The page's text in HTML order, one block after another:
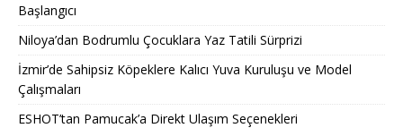
Başlangıcı
Niloya’dan Bodrumlu Çocuklara Yaz Tatili Sürprizi
İzmir’de Sahipsiz Köpeklere Kalıcı Yuva Kuruluşu ve Model
Çalışmaları
ESHOT’tan Pamucak’a Direkt Ulaşım Seçenekleri